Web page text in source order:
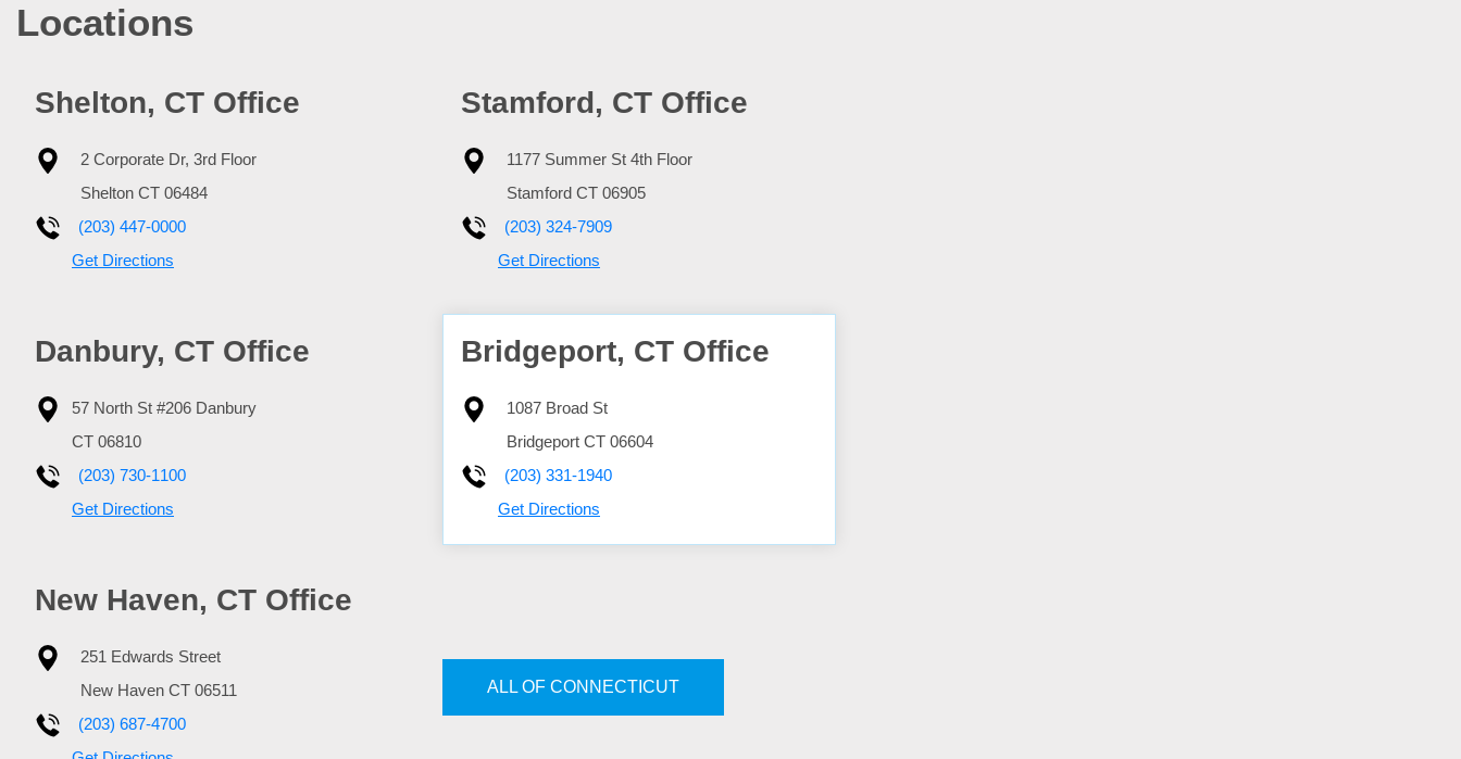
Locations
Shelton, CT Office
2 Corporate Dr, 3rd Floor
Shelton CT 06484
(203) 447-0000
Get Directions
Stamford, CT Office
1177 Summer St 4th Floor
Stamford CT 06905
(203) 324-7909
Get Directions
Danbury, CT Office
57 North St #206 Danbury
CT 06810
(203) 730-1100
Get Directions
Bridgeport, CT Office
1087 Broad St
Bridgeport CT 06604
(203) 331-1940
Get Directions
New Haven, CT Office
251 Edwards Street
New Haven CT 06511
(203) 687-4700
ALL OF CONNECTICUT